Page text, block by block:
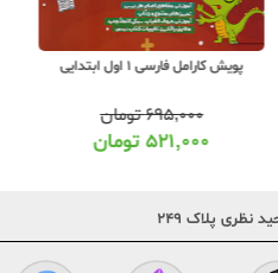
پویش کارامل فارسی 1 اول ابتدایی
۶۹۵,۰۰۰تومان
۵۲۱,۰۰۰تومان